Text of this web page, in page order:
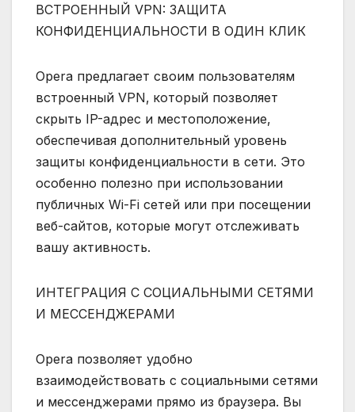
ВСТРОЕННЫЙ VPN: ЗАЩИТА
КОНФИДЕНЦИАЛЬНОСТИ В ОДИН КЛИК
Opera предлагает своим пользователям
встроенный VPN‚ который позволяет
скрыть IP-адрес и местоположение‚
обеспечивая дополнительный уровень
защиты конфиденциальности в сети. Это
особенно полезно при использовании
публичных Wi-Fi сетей или при посещении
веб-сайтов‚ которые могут отслеживать
вашу активность.
ИНТЕГРАЦИЯ С СОЦИАЛЬНЫМИ СЕТЯМИ
И МЕССЕНДЖЕРАМИ
Opera позволяет удобно
взаимодействовать с социальными сетями
и мессенджерами прямо из браузера. Вы